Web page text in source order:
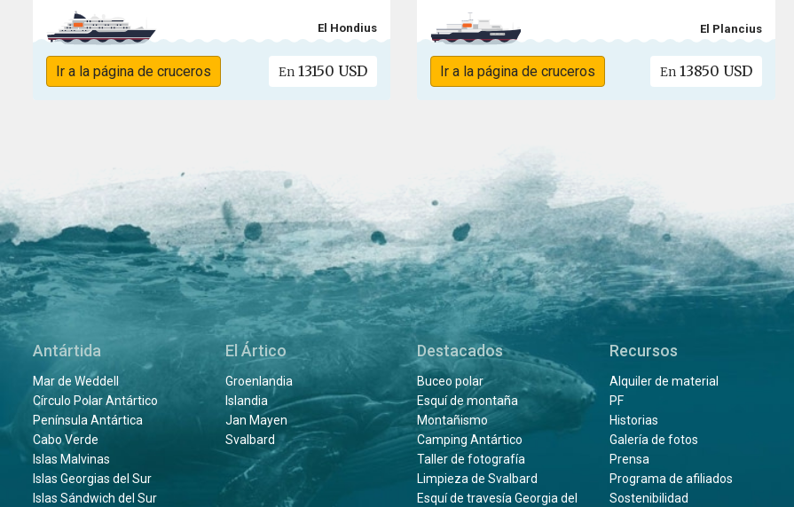
El Hondius
Ir a la página de cruceros En 13150 USD
El Plancius
Ir a la página de cruceros En13850 USD
Antártida
Mar de Weddell
Círculo Polar Antártico
Península Antártica
Cabo Verde
Islas Malvinas
Islas Georgias del Sur
Islas Sándwich del Sur
El Ártico
Groenlandia
Islandia
Jan Mayen
Svalbard
Destacados
Buceo polar
Esquí de montaña
Montañismo
Camping Antártico
Taller de fotografía
Limpieza de Svalbard
Esquí de travesía Georgia del
Recursos
Alquiler de material
PF
Historias
Galería de fotos
Prensa
Programa de afiliados
Sostenibilidad